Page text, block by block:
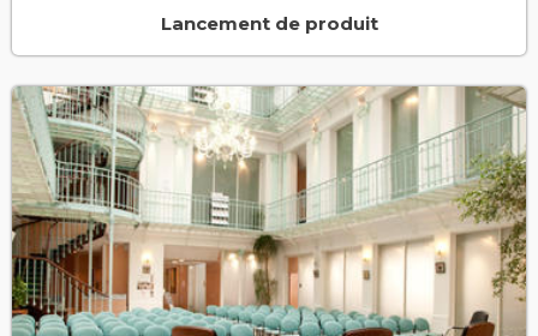
Lancement de produit